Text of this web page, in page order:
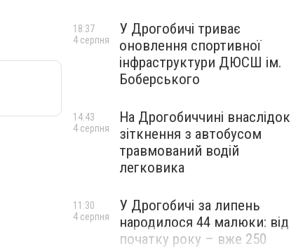
У Дрогобичі триває
оновлення спортивної
інфраструктури ДЮСШ ім.
Боберського
18:37
4 серпня
На Дрогобиччині внаслідок
зіткнення з автобусом
травмований водій
легковика
14:43
4 серпня
У Дрогобичі за липень
народилося 44 малюки: від
початку року – вже 250
11:30
4 серпня